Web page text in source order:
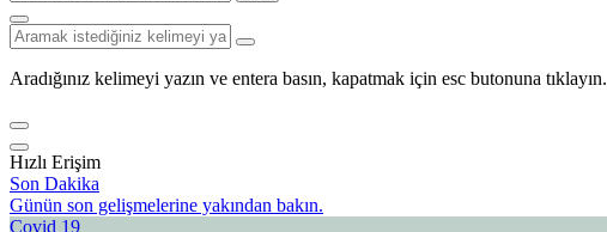
Aradığınız kelimeyi yazın ve entera basın, kapatmak için esc butonuna tıklayın.
Hızlı Erişim
Son Dakika
Günün son gelişmelerine yakından bakın.
Covid 19